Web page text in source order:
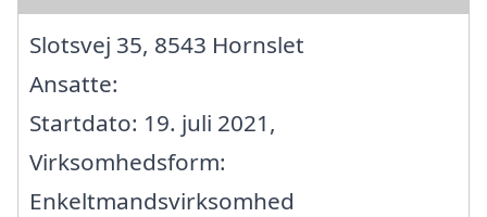
Slotsvej 35, 8543 Hornslet
Ansatte:
Startdato: 19. juli 2021,
Virksomhedsform:
Enkeltmandsvirksomhed